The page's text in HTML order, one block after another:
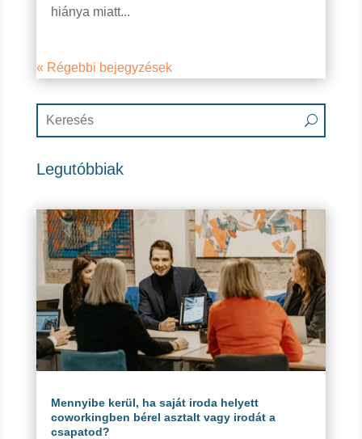
hiánya miatt...
« Régebbi bejegyzések
Legutóbbiak
Mennyibe kerül, ha saját iroda helyett
coworkingben bérel asztalt vagy irodát a
csapatod?